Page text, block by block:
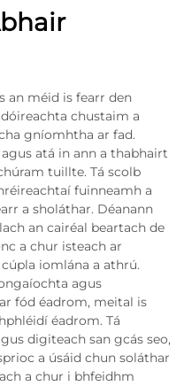
an méid is fearr den
chustaim a
gníomhtha ar fad.
atá in ann a thabhairt
tuillte. Tá scolb
fuinneamh a
a sholáthar. Déanann
an cairéal beartach de
a chur isteach ar
iomlána a athrú.
agus
fód éadrom, meital is
éadrom. Tá
digiteach san gcás seo,
a úsáid chun soláthar
a chur i bhfeidhm